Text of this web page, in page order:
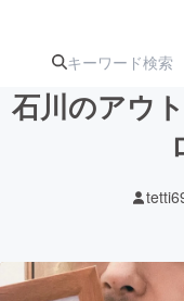
ジ
アート・写
石川のアウ